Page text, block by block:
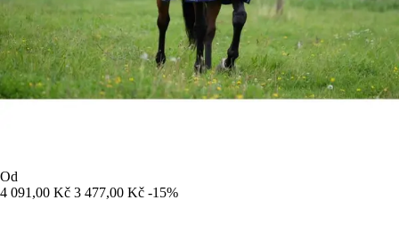
Od
4 091,00 Kč 3 477,00 Kč -15%